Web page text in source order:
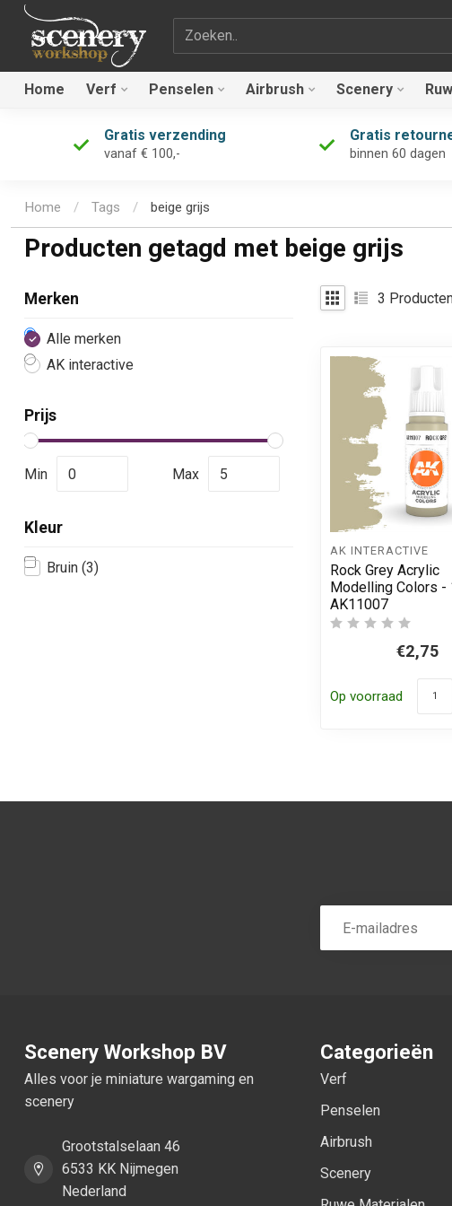
Zoekterm
Home Verf Penselen Airbrush Scenery
Gratis verzending
vanaf € 100,-
Gratis
binnen 60 dagen
Home / Tags / beige grijs
Producten getagd met beige grijs
Merken
Alle merken
AK interactive
Kleur
Bruin (3)
Prijs
Min Max
3
AK INTERACTIVE
Rock Grey Acrylic
Modelling Colors -
AK11007
€2,75
Op voorraad
Scenery Workshop BV
Alles voor je miniature wargaming en
scenery
Grootstalselaan 46
6533 KK Nijmegen
Nederland
Categorieën
Verf
Penselen
Airbrush
Scenery